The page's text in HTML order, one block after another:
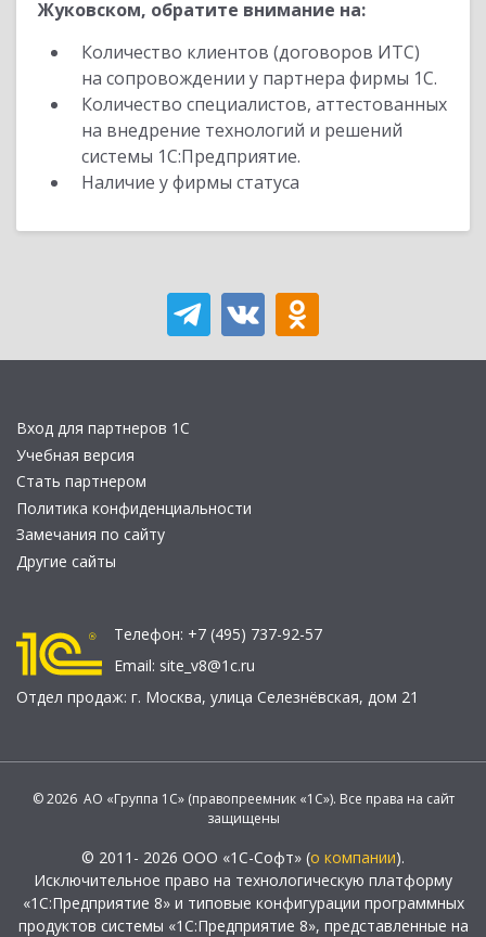
Жуковском, обратите внимание на:
Количество клиентов (договоров ИТС)
на сопровождении у партнера фирмы 1С.
Количество специалистов, аттестованных
на внедрение технологий и решений
системы 1С:Предприятие.
Наличие у фирмы статуса
Вход для партнеров 1С
Учебная версия
Стать партнером
Политика конфиденциальности
Замечания по сайту
Другие сайты
Телефон: +7 (495) 737-92-57
Email: site_v8@1c.ru
Отдел продаж: г. Москва, улица Селезнёвская, дом 21
© 2026 АО «Группа 1С» (правопреемник «1С»). Все права на сайт
защищены
© 2011- 2026 ООО «1С-Софт» (о компании).
Исключительное право на технологическую платформу
«1С:Предприятие 8» и типовые конфигурации программных
продуктов системы «1С:Предприятие 8», представленные на